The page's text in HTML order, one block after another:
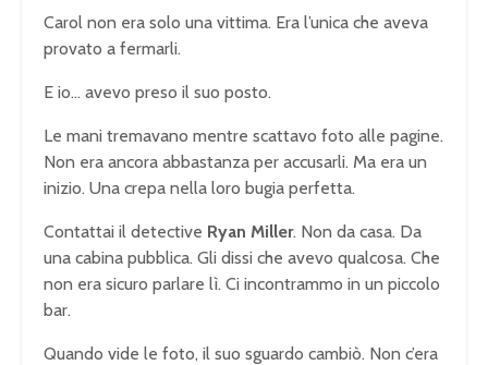
Carol non era solo una vittima. Era l’unica che aveva
provato a fermarli.
E io… avevo preso il suo posto.
Le mani tremavano mentre scattavo foto alle pagine.
Non era ancora abbastanza per accusarli. Ma era un
inizio. Una crepa nella loro bugia perfetta.
Contattai il detective Ryan Miller. Non da casa. Da
una cabina pubblica. Gli dissi che avevo qualcosa. Che
non era sicuro parlare lì. Ci incontrammo in un piccolo
bar.
Quando vide le foto, il suo sguardo cambiò. Non c’era